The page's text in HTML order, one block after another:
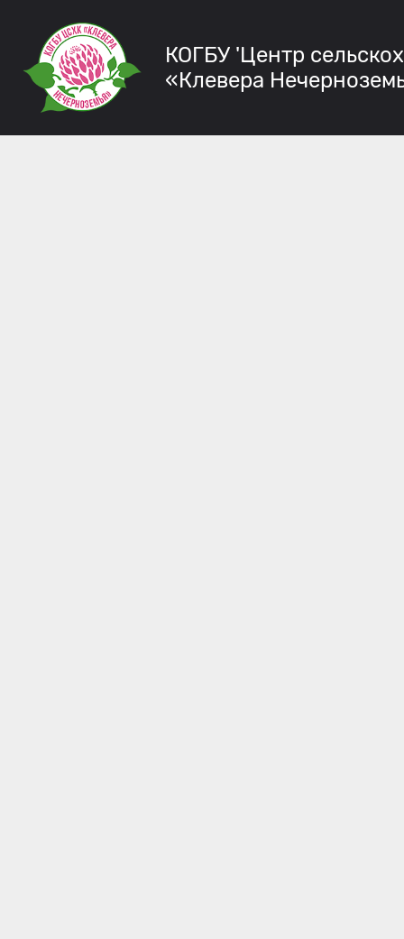
КОГБУ 'Центр
«Клевера